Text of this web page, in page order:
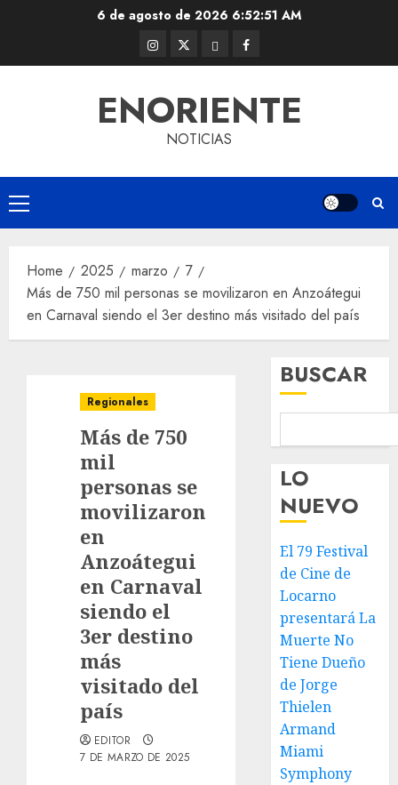
6 de agosto de 2026 6:52:51 AM
Instagram
@EnOriente
Twitter
(X)
ThreadsFacebook
ENORIENTE
NOTICIAS
Primary
Menu
Home 2025 marzo
7
Más de 750 mil personas se movilizaron en Anzoátegui
en Carnaval siendo el 3er destino más visitado del país
Regionales
Más de 750
mil
personas se
movilizaron
en
Anzoátegui
en Carnaval
siendo el
3er destino
más
visitado del
país
EDITOR
7 DE MARZO DE 2025
BUSCAR
LO
NUEVO
El 79 Festival
de Cine de
Locarno
presentará La
Muerte No
Tiene Dueño
de Jorge
Thielen
Armand
Miami
Symphony